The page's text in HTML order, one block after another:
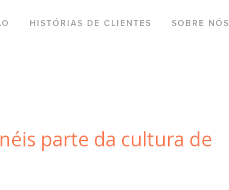
HISTÓRIAS DE CLIENTES SOBRE NÓS
parte da cultura de